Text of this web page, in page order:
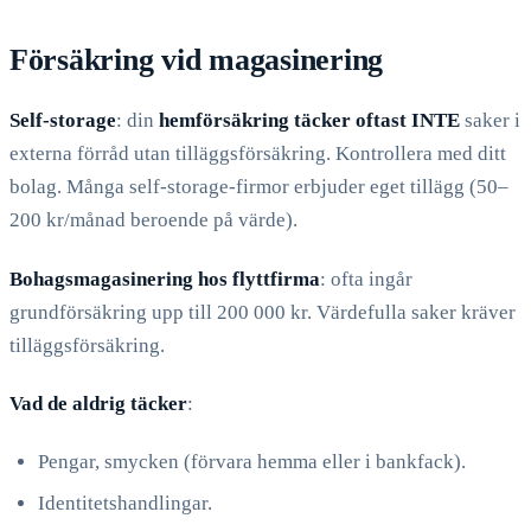
Försäkring vid magasinering
Self-storage: din hemförsäkring täcker oftast INTE saker i
externa förråd utan tilläggsförsäkring. Kontrollera med ditt
bolag. Många self-storage-firmor erbjuder eget tillägg (50–
200 kr/månad beroende på värde).
Bohagsmagasinering hos flyttfirma: ofta ingår
grundförsäkring upp till 200 000 kr. Värdefulla saker kräver
tilläggsförsäkring.
Vad de aldrig täcker:
Pengar, smycken (förvara hemma eller i bankfack).
Identitetshandlingar.